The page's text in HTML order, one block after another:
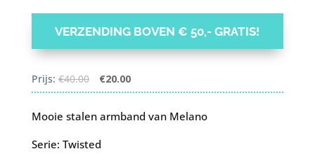
VERZENDING BOVEN € 50,- GRATIS!
Prijs: €40.00
Oorspronkelijke
prijs
was:
€20.00Huidige
prijs
is:
Mooie stalen armband van Melano
Serie: Twisted